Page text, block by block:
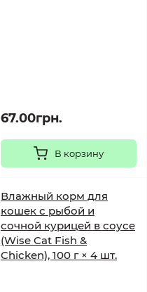
67.00грн.
В корзину
Влажный корм для
кошек с рыбой и
сочной курицей в соусе
(Wise Cat Fish &
Chicken), 100 г × 4 шт.